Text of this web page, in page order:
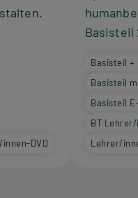
DVD
Basisteil
Basisteil +
Basisteil
Basisteil
BT
Lehrer/